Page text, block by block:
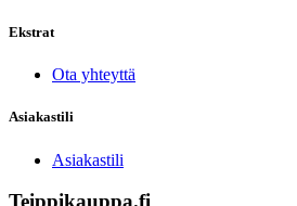
Ekstrat
Ota yhteyttä
Asiakastili
Asiakastili
Teippikauppa.fi